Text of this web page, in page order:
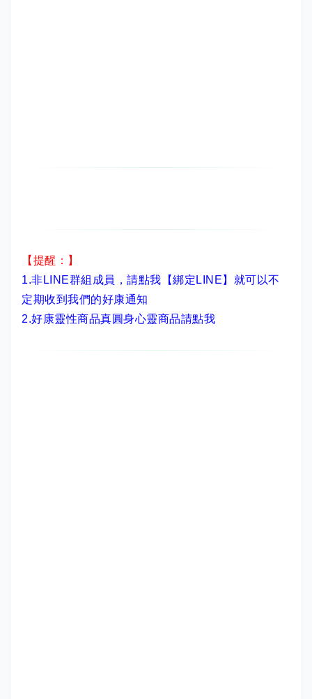
【提醒：】
1.非LINE群組成員， 請點我【綁定LINE】 就可以不
定期收到我們的好康通知
2.好康靈性商品真圓身心靈商品請點我